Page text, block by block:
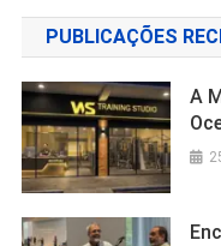
PUBLICAÇÕES
A